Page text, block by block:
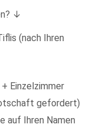
↓
(nach Ihren
Einzelzimmer
gefordert)
auf Ihren Namen